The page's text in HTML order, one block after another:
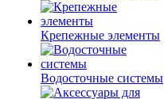
Крепежные элементы
Водосточные системы